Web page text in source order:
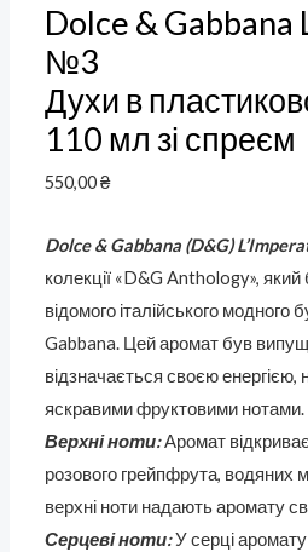
Dolce & Gabbana
№3
Духи в
110 мл зі спреєм
550,00₴
Dolce & Gabbana (D&G)
колекції «D&G Anthology»,
відомого італійського модного
Gabbana. Цей аромат був
відзначається своєю
яскравими фруктовими нотами.
Верхні ноти:Аромат
розового грейпфрута, водяних
верхні ноти надають аромату
Серцеві ноти:У серці